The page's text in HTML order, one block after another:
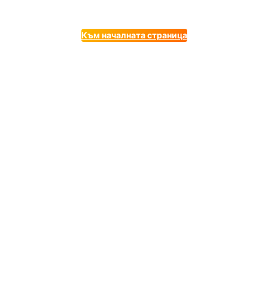
Към началната страница